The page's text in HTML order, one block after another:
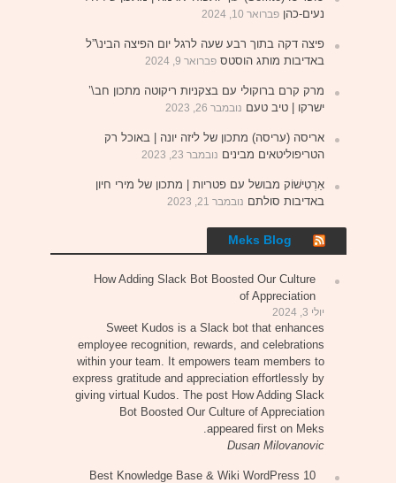
נעים-כהן פברואר 10, 2024
פיצה דקה בתוך רבע שעה לרגל יום הפיצה הבינ\”ל
באדיבות מותג הוסטס פברואר 9, 2024
מרק קרם ברוקולי עם בצקניות ריקוטה מתכון חב\’
ישרקו | טיב טעם נובמבר 26, 2023
אריסה (עריסה) מתכון של ליזה יונה | באוכל רק
הטריפוליטאים מבינים נובמבר 23, 2023
אַרְטִישׁוֹק מבושל עם פטריות | מתכון של מירי חיון
באדיבות סולתם נובמבר 21, 2023
Meks Blog
How Adding Slack Bot Boosted Our Culture
of Appreciation
יולי 3, 2024
Sweet Kudos is a Slack bot that enhances
employee recognition, rewards, and celebrations
within your team. It empowers team members to
express gratitude and appreciation effortlessly by
giving virtual Kudos. The post How Adding Slack
Bot Boosted Our Culture of Appreciation
appeared first on Meks.
Dusan Milovanovic
10 Best Knowledge Base & Wiki WordPress